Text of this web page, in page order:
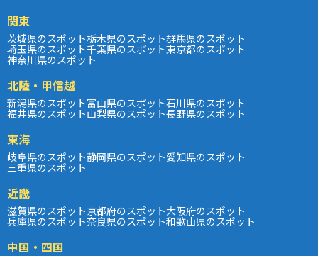
関東
茨城県のスポット栃木県のスポット群馬県のスポット
埼玉県のスポット千葉県のスポット東京都のスポット
神奈川県のスポット
北陸・甲信越
新潟県のスポット富山県のスポット石川県のスポット
福井県のスポット山梨県のスポット長野県のスポット
東海
岐阜県のスポット静岡県のスポット愛知県のスポット
三重県のスポット
近畿
滋賀県のスポット京都府のスポット大阪府のスポット
兵庫県のスポット奈良県のスポット和歌山県のスポット
中国・四国